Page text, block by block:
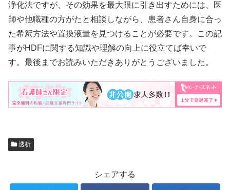
浄化法ですが、その効果を最大限に引き出すためには、医
師や他職種の方がたと相談しながら、患者さん自身に合っ
た希釈方法や置換液量を見つけることが必要です。この記
事がHDFに関する知識や理解の向上に役立てば幸いで
す。最後までお読みいただきありがとうございました。
透析
シェアする